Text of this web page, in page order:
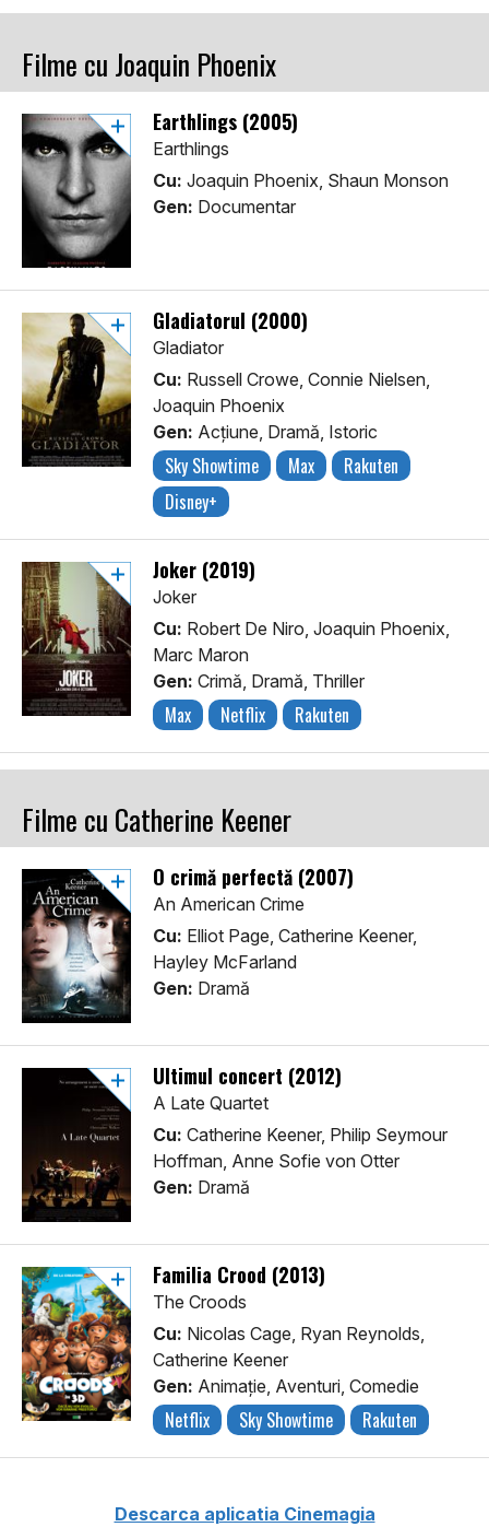
Filme cu Joaquin Phoenix
Earthlings (2005)
Earthlings
Cu: Joaquin Phoenix, Shaun Monson
Gen: Documentar
Gladiatorul (2000)
Gladiator
Cu: Russell Crowe, Connie Nielsen,
Joaquin Phoenix
Gen: Acţiune, Dramă, Istoric
Sky Showtime Max
Rakuten
Disney+
Joker (2019)
Joker
Cu: Robert De Niro, Joaquin Phoenix,
Marc Maron
Gen: Crimă, Dramă, Thriller
Max Netflix Rakuten
Filme cu Catherine Keener
O crimă perfectă (2007)
An American Crime
Cu: Elliot Page, Catherine Keener,
Hayley McFarland
Gen: Dramă
Ultimul concert (2012)
A Late Quartet
Cu: Catherine Keener, Philip Seymour
Hoffman, Anne Sofie von Otter
Gen: Dramă
Familia Crood (2013)
The Croods
Cu: Nicolas Cage, Ryan Reynolds,
Catherine Keener
Gen: Animaţie, Aventuri, Comedie
Netflix Sky Showtime Rakuten
Descarca aplicatia Cinemagia